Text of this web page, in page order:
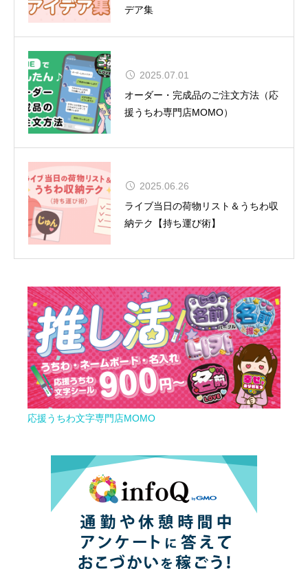
デア集
2025.07.01
オーダー・完成品のご注文方法（応
援うちわ専門店MOMO）
2025.06.26
ライブ当日の荷物リスト＆うちわ収
納テク【持ち運び術】
夏uuu祭（なつまつり）開催
松田聖子、通算54作目のアルバムが
TOP10入り！女性歴代1位タイの快
挙達成
応援うちわ文字専門店MOMO